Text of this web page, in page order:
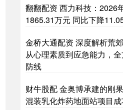
翻翻配资 西力科技：2026
1865.31万元 同比下降
金桥大通配资 深度解析荒
从心理素质到应急能力，
防线
财牛股配 金奥博承建的刚
混装乳化炸药地面站项目